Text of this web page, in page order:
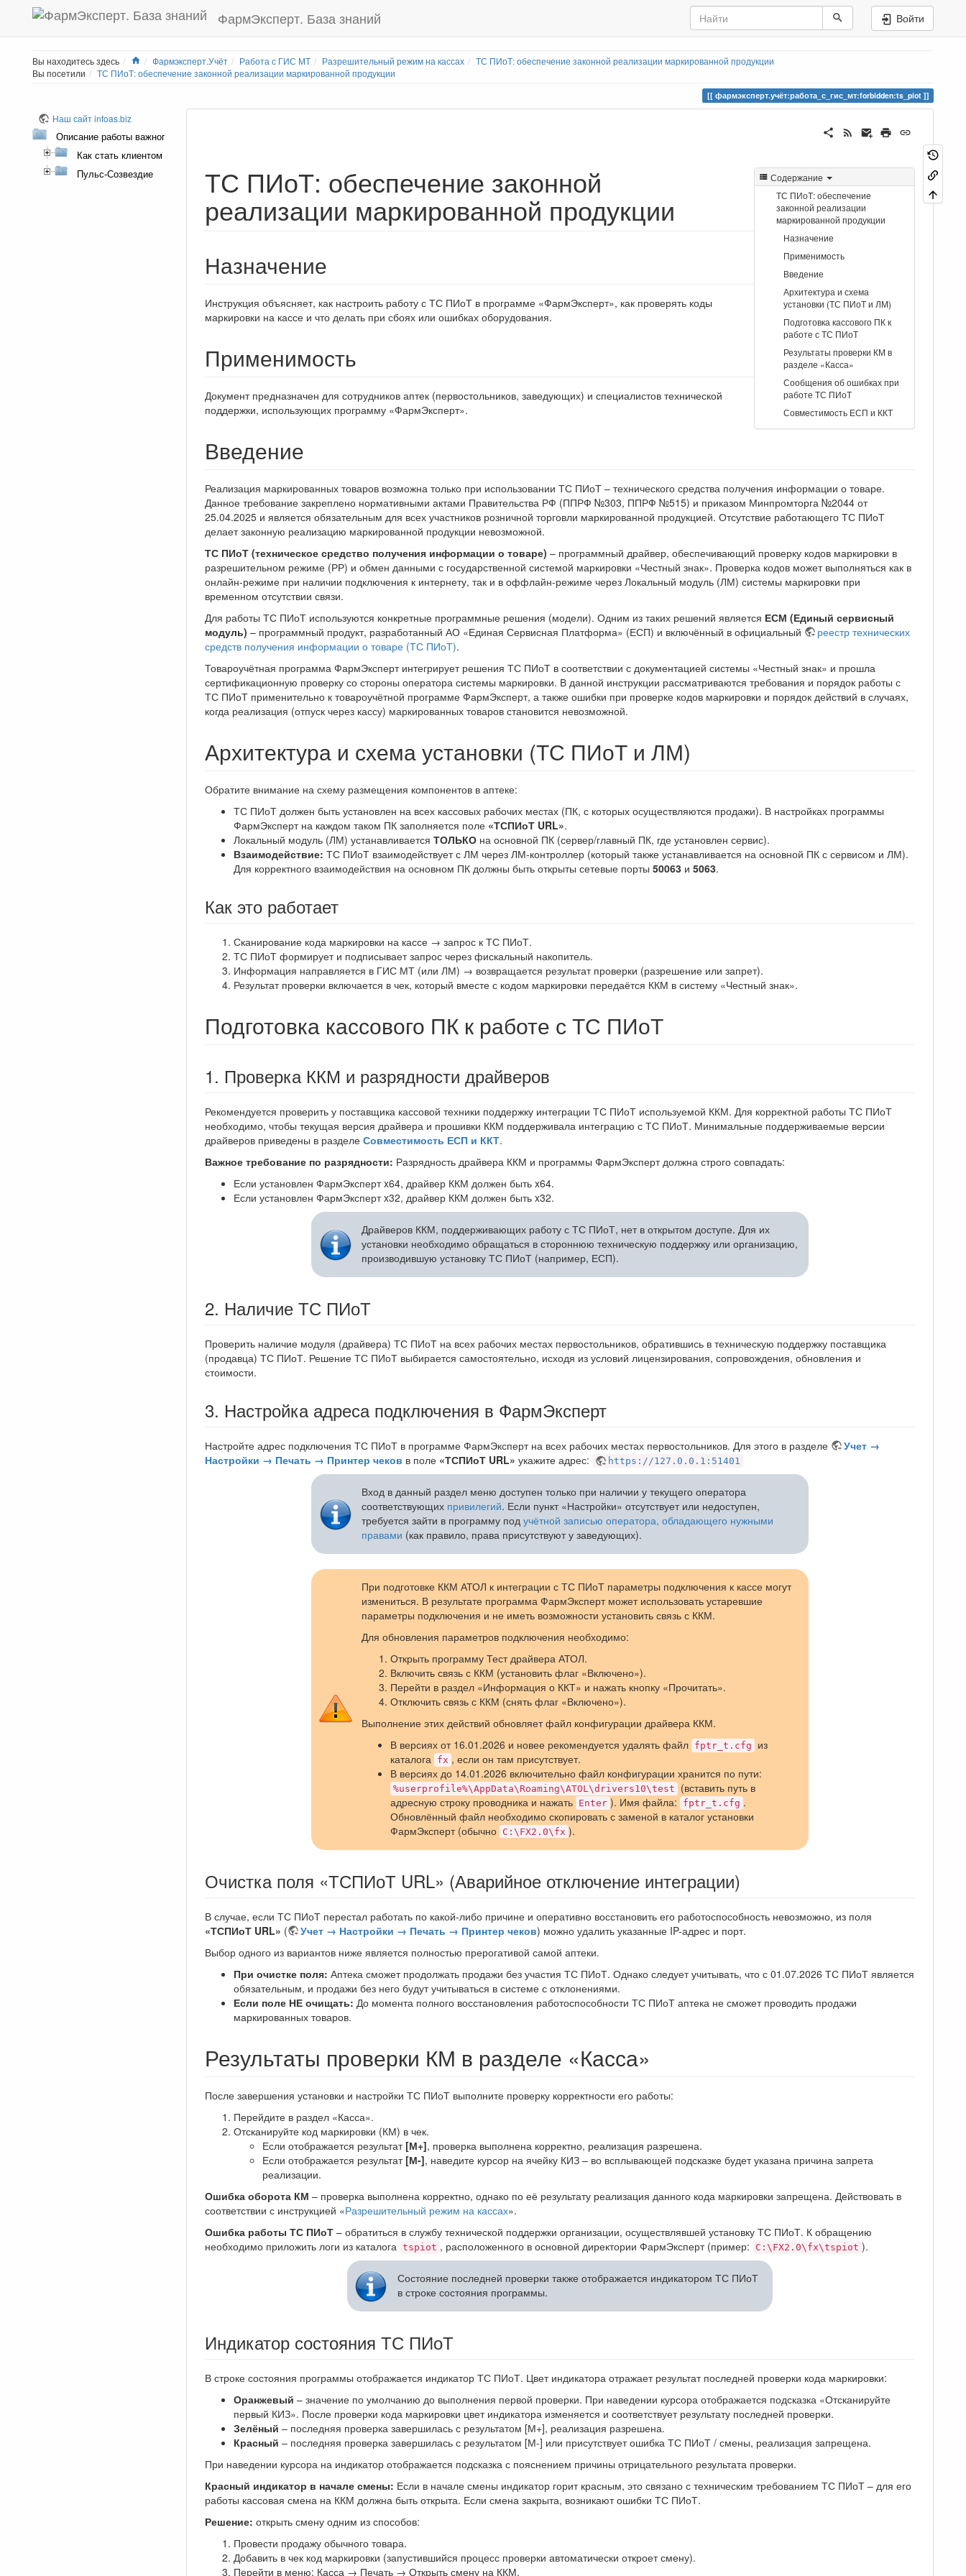
ФармЭксперт. База знаний Войти
Вы находитесь здесь Home
Фармэксперт.Учёт Работа с ГИС МТ Разрешительный режим на кассах
ТС ПИоТ: обеспечение законной реализации маркированной продукции
Вы посетили
ТС ПИоТ: обеспечение законной реализации маркированной продукции
фармэксперт.учёт:работа_с_гис_мт:forbidden:ts_piot
Наш сайт infoas.biz
Описание работы важного и наиболее востребованного функционала программы ФармЭксперт
Как стать клиентом
Пульс-Созвездие
Содержание
ТС ПИоТ: обеспечение
законной реализации
маркированной продукции
Назначение
Применимость
Введение
Архитектура и схема
установки (ТС ПИоТ и ЛМ)
Подготовка кассового ПК к
работе с ТС ПИоТ
Результаты проверки КМ в
разделе «Касса»
Сообщения об ошибках при
работе ТС ПИоТ
Совместимость ЕСП и ККТ
ТС ПИоТ: обеспечение законной
реализации маркированной продукции
Назначение
Инструкция объясняет, как настроить работу с ТС ПИоТ в программе «ФармЭксперт», как проверять коды
маркировки на кассе и что делать при сбоях или ошибках оборудования.
Применимость
Документ предназначен для сотрудников аптек (первостольников, заведующих) и специалистов технической
поддержки, использующих программу «ФармЭксперт».
Введение
Реализация маркированных товаров возможна только при использовании ТС ПИоТ – технического средства получения информации о товаре.
Данное требование закреплено нормативными актами Правительства РФ (ППРФ №303, ППРФ №515) и приказом Минпромторга №2044 от
25.04.2025 и является обязательным для всех участников розничной торговли маркированной продукцией. Отсутствие работающего ТС ПИоТ
делает законную реализацию маркированной продукции невозможной.
ТС ПИоТ (техническое средство получения информации о товаре) – программный драйвер, обеспечивающий проверку кодов маркировки в
разрешительном режиме (РР) и обмен данными с государственной системой маркировки «Честный знак». Проверка кодов может выполняться как в
онлайн-режиме при наличии подключения к интернету, так и в оффлайн-режиме через Локальный модуль (ЛМ) системы маркировки при
временном отсутствии связи.
Для работы ТС ПИоТ используются конкретные программные решения (модели). Одним из таких решений является ЕСМ (Единый сервисный
модуль) – программный продукт, разработанный АО «Единая Сервисная Платформа» (ЕСП) и включённый в официальный
реестр технических
средств получения информации о товаре (ТС ПИоТ).
Товароучётная программа ФармЭксперт интегрирует решения ТС ПИоТ в соответствии с документацией системы «Честный знак» и прошла
сертификационную проверку со стороны оператора системы маркировки. В данной инструкции рассматриваются требования и порядок работы с
ТС ПИоТ применительно к товароучётной программе ФармЭксперт, а также ошибки при проверке кодов маркировки и порядок действий в случаях,
когда реализация (отпуск через кассу) маркированных товаров становится невозможной.
Архитектура и схема установки (ТС ПИоТ и ЛМ)
Обратите внимание на схему размещения компонентов в аптеке:
ТС ПИоТ должен быть установлен на всех кассовых рабочих местах (ПК, с которых осуществляются продажи). В настройках программы
ФармЭксперт на каждом таком ПК заполняется поле «ТСПИоТ URL».
Локальный модуль (ЛМ) устанавливается ТОЛЬКО на основной ПК (сервер/главный ПК, где установлен сервис).
Взаимодействие: ТС ПИоТ взаимодействует с ЛМ через ЛМ-контроллер (который также устанавливается на основной ПК с сервисом и ЛМ).
Для корректного взаимодействия на основном ПК должны быть открыты сетевые порты 50063 и 5063.
Как это работает
Сканирование кода маркировки на кассе → запрос к ТС ПИоТ.
ТС ПИоТ формирует и подписывает запрос через фискальный накопитель.
Информация направляется в ГИС МТ (или ЛМ) → возвращается результат проверки (разрешение или запрет).
Результат проверки включается в чек, который вместе с кодом маркировки передаётся ККМ в систему «Честный знак».
Подготовка кассового ПК к работе с ТС ПИоТ
1. Проверка ККМ и разрядности драйверов
Рекомендуется проверить у поставщика кассовой техники поддержку интеграции ТС ПИоТ используемой ККМ. Для корректной работы ТС ПИоТ
необходимо, чтобы текущая версия драйвера и прошивки ККМ поддерживала интеграцию с ТС ПИоТ. Минимальные поддерживаемые версии
драйверов приведены в разделе Совместимость ЕСП и ККТ.
Важное требование по разрядности: Разрядность драйвера ККМ и программы ФармЭксперт должна строго совпадать:
Если установлен ФармЭксперт x64, драйвер ККМ должен быть x64.
Если установлен ФармЭксперт x32, драйвер ККМ должен быть x32.
Драйверов ККМ, поддерживающих работу с ТС ПИоТ, нет в открытом доступе. Для их
установки необходимо обращаться в стороннюю техническую поддержку или организацию,
производившую установку ТС ПИоТ (например, ЕСП).
2. Наличие ТС ПИоТ
Проверить наличие модуля (драйвера) ТС ПИоТ на всех рабочих местах первостольников, обратившись в техническую поддержку поставщика
(продавца) ТС ПИоТ. Решение ТС ПИоТ выбирается самостоятельно, исходя из условий лицензирования, сопровождения, обновления и
стоимости.
3. Настройка адреса подключения в ФармЭксперт
Настройте адрес подключения ТС ПИоТ в программе ФармЭксперт на всех рабочих местах первостольников. Для этого в разделе
Учет →
Настройки → Печать → Принтер чеков в поле «ТСПИоТ URL» укажите адрес: https://127.0.0.1:51401
Вход в данный раздел меню доступен только при наличии у текущего оператора
соответствующих привилегий. Если пункт «Настройки» отсутствует или недоступен,
требуется зайти в программу подучётной записью оператора, обладающего нужными
правами (как правило, права присутствуют у заведующих).
При подготовке ККМ АТОЛ к интеграции с ТС ПИоТ параметры подключения к кассе могут
измениться. В результате программа ФармЭксперт может использовать устаревшие
параметры подключения и не иметь возможности установить связь с ККМ.
Для обновления параметров подключения необходимо:
Открыть программу Тест драйвера АТОЛ.
Включить связь с ККМ (установить флаг «Включено»).
Перейти в раздел «Информация о ККТ» и нажать кнопку «Прочитать».
Отключить связь с ККМ (снять флаг «Включено»).
Выполнение этих действий обновляет файл конфигурации драйвера ККМ.
В версиях от 16.01.2026 и новее рекомендуется удалять файл fptr_t.cfg
из
каталога fx , если он там присутствует.
В версиях до 14.01.2026 включительно файл конфигурации хранится по пути:
%userprofile%\AppData\Roaming\ATOL\drivers10\test
(вставить путь в
адресную строку проводника и нажать Enter ). Имя файла: fptr_t.cfg .
Обновлённый файл необходимо скопировать с заменой в каталог установки
ФармЭксперт (обычно C:\FX2.0\fx ).
Очистка поля «ТСПИоТ URL» (Аварийное отключение интеграции)
В случае, если ТС ПИоТ перестал работать по какой-либо причине и оперативно восстановить его работоспособность невозможно, из поля
«ТСПИоТ URL» ( Учет → Настройки → Печать → Принтер чеков) можно удалить указанные IP-адрес и порт.
Выбор одного из вариантов ниже является полностью прерогативой самой аптеки.
При очистке поля: Аптека сможет продолжать продажи без участия ТС ПИоТ. Однако следует учитывать, что с 01.07.2026 ТС ПИоТ является
обязательным, и продажи без него будут учитываться в системе с отклонениями.
Если поле НЕ очищать: До момента полного восстановления работоспособности ТС ПИоТ аптека не сможет проводить продажи
маркированных товаров.
Результаты проверки КМ в разделе «Касса»
После завершения установки и настройки ТС ПИоТ выполните проверку корректности его работы:
Перейдите в раздел «Касса».
Отсканируйте код маркировки (КМ) в чек.
Если отображается результат [М+], проверка выполнена корректно, реализация разрешена.
Если отображается результат [М-], наведите курсор на ячейку КИЗ – во всплывающей подсказке будет указана причина запрета
реализации.
Ошибка оборота КМ – проверка выполнена корректно, однако по её результату реализация данного кода маркировки запрещена. Действовать в
соответствии с инструкцией «Разрешительный режим на кассах».
Ошибка работы ТС ПИоТ – обратиться в службу технической поддержки организации, осуществлявшей установку ТС ПИоТ. К обращению
необходимо приложить логи из каталога tspiot , расположенного в основной директории ФармЭксперт (пример: C:\FX2.0\fx\tspiot ).
Состояние последней проверки также отображается индикатором ТС ПИоТ
в строке состояния программы.
Индикатор состояния ТС ПИоТ
В строке состояния программы отображается индикатор ТС ПИоТ. Цвет индикатора отражает результат последней проверки кода маркировки:
Оранжевый – значение по умолчанию до выполнения первой проверки. При наведении курсора отображается подсказка «Отсканируйте
первый КИЗ». После проверки кода маркировки цвет индикатора изменяется и соответствует результату последней проверки.
Зелёный – последняя проверка завершилась с результатом [М+], реализация разрешена.
Красный – последняя проверка завершилась с результатом [М-] или присутствует ошибка ТС ПИоТ / смены, реализация запрещена.
При наведении курсора на индикатор отображается подсказка с пояснением причины отрицательного результата проверки.
Красный индикатор в начале смены: Если в начале смены индикатор горит красным, это связано с техническим требованием ТС ПИоТ – для его
работы кассовая смена на ККМ должна быть открыта. Если смена закрыта, возникают ошибки ТС ПИоТ.
Решение: открыть смену одним из способов:
Провести продажу обычного товара.
Добавить в чек код маркировки (запустившийся процесс проверки автоматически откроет смену).
Перейти в меню: Касса → Печать → Открыть смену на ККМ.